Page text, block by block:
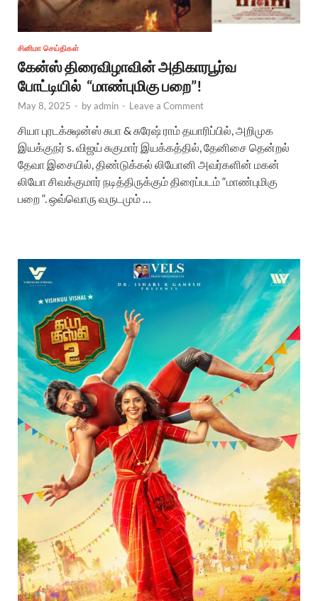
சினிமா செய்திகள்
கேன்ஸ் திரைவிழாவின் அதிகாரபூர்வ
போட்டியில் “மாண்புமிகு பறை”!
May 8, 2025 - byadmin - Leave a Comment
சியா புரடக்க்ஷன்ஸ் சுபா & சுரேஷ் ராம் தயாரிப்பில், அறிமுக
இயக்குநர் s. விஜய் சுகுமார் இயக்கத்தில், தேனிசை தென்றல்
தேவா இசையில், திண்டுக்கல் லியோனி அவர்களின் மகன்
லியோ சிவக்குமார் நடித்திருக்கும் திரைப்படம் “மாண்புமிகு
பறை “. ஒவ்வொரு வருடமும் …